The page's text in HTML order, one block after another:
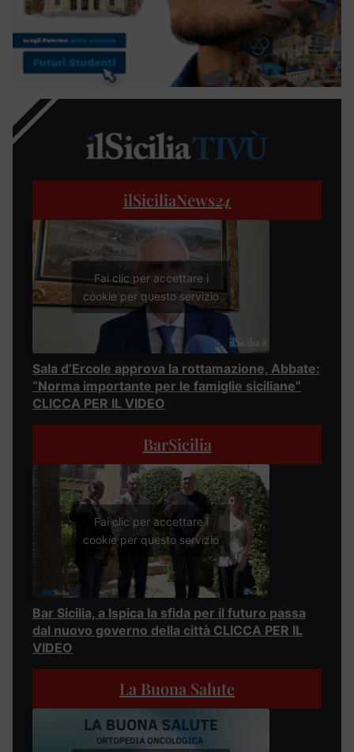
ilSiciliaNews24
Fai clic per accettare i
cookie per questo servizio
Sala d’Ercole approva la rottamazione, Abbate:
“Norma importante per le famiglie siciliane”
CLICCA PER IL VIDEO
BarSicilia
Fai clic per accettare i
cookie per questo servizio
Bar Sicilia, a Ispica la sfida per il futuro passa
dal nuovo governo della città CLICCA PER IL
VIDEO
La Buona Salute